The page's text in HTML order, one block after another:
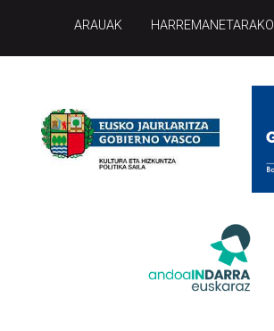
ARAUAK HARREMANETARAKO